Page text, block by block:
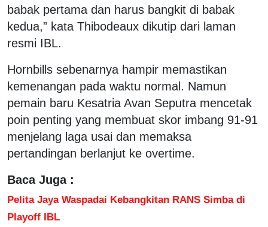
babak pertama dan harus bangkit di babak
kedua,” kata Thibodeaux dikutip dari laman
resmi IBL.
Hornbills sebenarnya hampir memastikan
kemenangan pada waktu normal. Namun
pemain baru Kesatria Avan Seputra mencetak
poin penting yang membuat skor imbang 91-91
menjelang laga usai dan memaksa
pertandingan berlanjut ke overtime.
Baca Juga :
Pelita Jaya Waspadai Kebangkitan RANS Simba di
Playoff IBL